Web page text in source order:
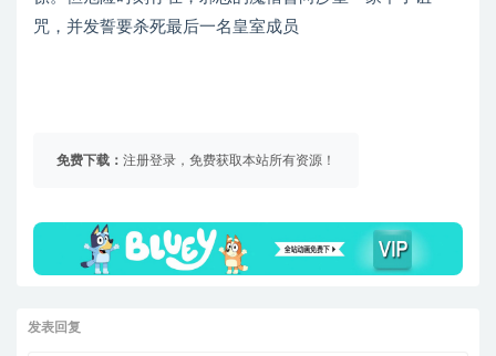
咒，并发誓要杀死最后一名皇室成员
免费下载： 注册登录，免费获取本站所有资源！
发表回复